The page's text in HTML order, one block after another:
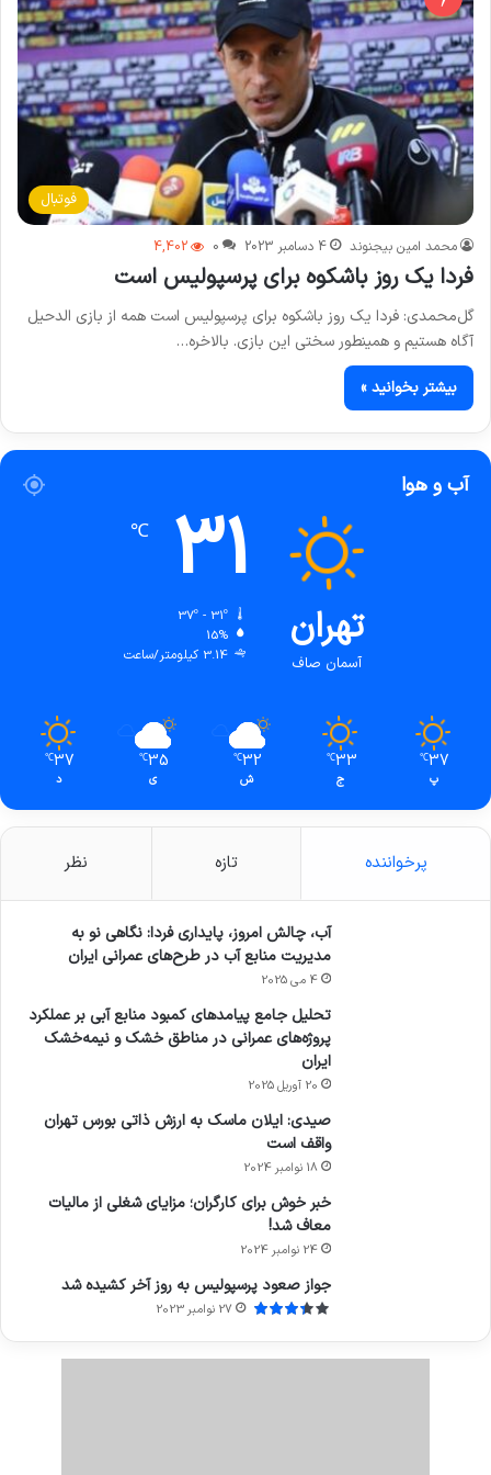
فوتبال
محمد امین بیجنوند 4 دسامبر 2023 0
4,402
فردا یک روز باشکوه برای پرسپولیس است
گل‌محمدی: فردا یک روز باشکوه برای پرسپولیس است همه از بازی الدحیل
آگاه هستیم و همینطور سختی این بازی. بالاخره…
بیشتر بخوانید »
آب و هوا
تهران
آسمان صاف
31
℃
37º - 31º
15%
3.14 کیلومتر/ساعت
37
℃
پ
33
℃
ج
32
℃
ش
35
℃
ی
37
℃
د
پرخواننده تازه نظر
آب، چالش امروز، پایداری فردا: نگاهی نو به
مدیریت منابع آب در طرح‌های عمرانی ایران
4 می 2025
تحلیل جامع پیامدهای کمبود منابع آبی بر عملکرد
پروژه‌های عمرانی در مناطق خشک و نیمه‌خشک
ایران
20 آوریل 2025
صیدی: ایلان ماسک به ارزش ذاتی بورس تهران
واقف است
18 نوامبر 2024
خبر خوش برای کارگران؛ مزایای شغلی از مالیات
معاف شد!
24 نوامبر 2024
جواز صعود پرسپولیس به روز آخر کشیده شد
27 نوامبر 2023